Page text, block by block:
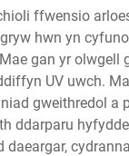
ffwensio
hwn yn
gan yr olwgell
UV uwch.
gweithredol a
ddarparu
daeargar,